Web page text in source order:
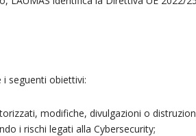
i seguenti obiettivi:
modifiche, divulgazioni o
i rischi legati alla Cybersecurity;